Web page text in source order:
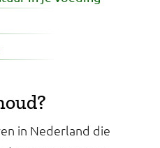
in Nederland die